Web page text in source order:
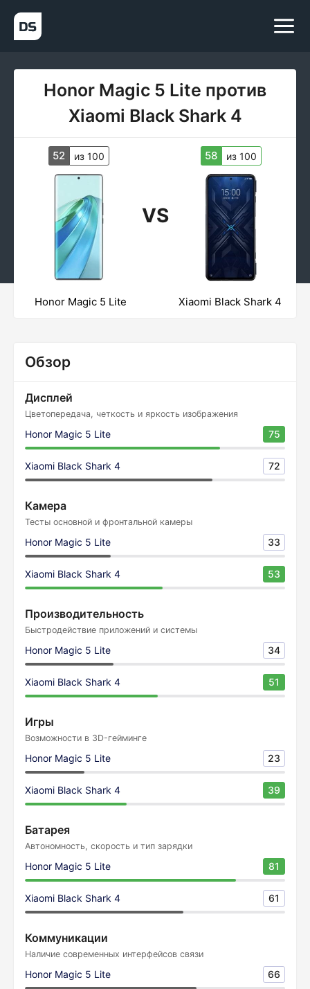
Honor Magic 5 Lite против
Xiaomi Black Shark 4
52 из 100
VS
58 из 100
Honor Magic 5 Lite Xiaomi Black Shark 4
Обзор
Дисплей
Цветопередача, четкость и яркость изображения
Honor Magic 5 Lite 75
Xiaomi Black Shark 4 72
Камера
Тесты основной и фронтальной камеры
Honor Magic 5 Lite 33
Xiaomi Black Shark 4 53
Производительность
Быстродействие приложений и системы
Honor Magic 5 Lite 34
Xiaomi Black Shark 4 51
Игры
Возможности в 3D-гейминге
Honor Magic 5 Lite 23
Xiaomi Black Shark 4 39
Батарея
Автономность, скорость и тип зарядки
Honor Magic 5 Lite 81
Xiaomi Black Shark 4 61
Коммуникации
Наличие современных интерфейсов связи
Honor Magic 5 Lite 66